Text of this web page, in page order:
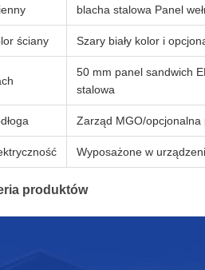
blacha stalowa Panel
ściany Szary biały kolor i
50 mm panel sandwich
stalowa
Zarząd MGO/opcjonalna
Wyposażone w
produktów